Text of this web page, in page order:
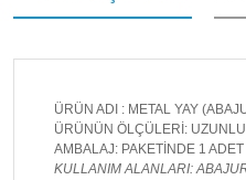
ÜRÜN ADI : METAL YAY
ÜRÜNÜN ÖLÇÜLERİ:
AMBALAJ: PAKETİNDE 1
KULLANIM ALANLARI: